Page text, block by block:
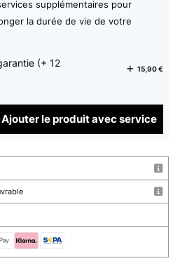
supplémentaires pour
la durée de vie de votre
(+ 12
15,90 €
Ajouter le produit avec service